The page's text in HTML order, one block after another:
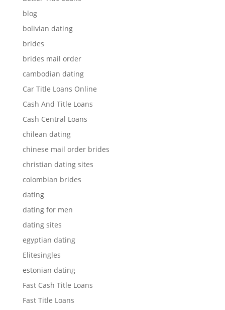
blog
bolivian dating
brides
brides mail order
cambodian dating
Car Title Loans Online
Cash And Title Loans
Cash Central Loans
chilean dating
chinese mail order brides
christian dating sites
colombian brides
dating
dating for men
dating sites
egyptian dating
Elitesingles
estonian dating
Fast Cash Title Loans
Fast Title Loans